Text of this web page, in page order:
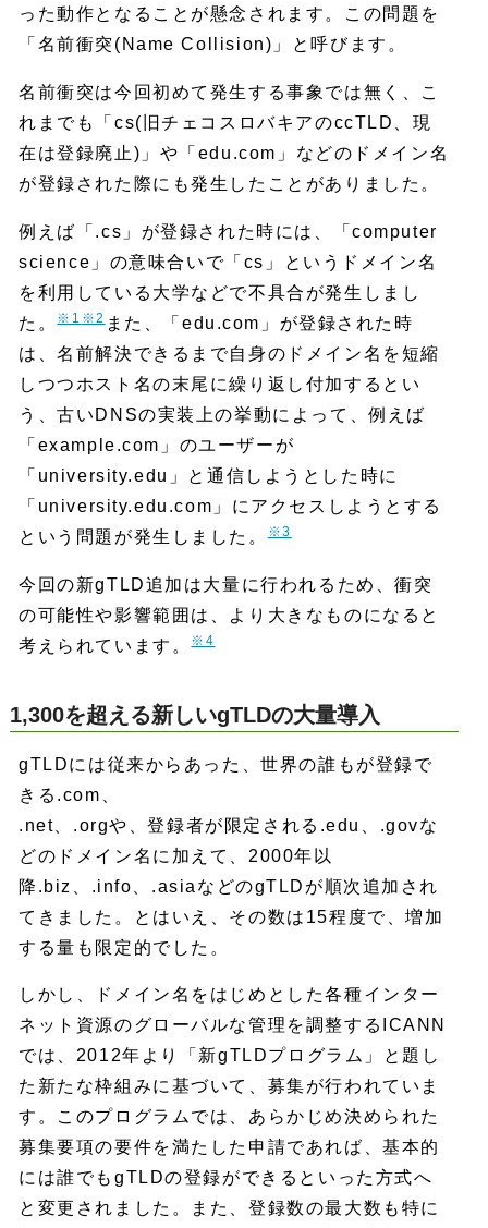
った動作となることが懸念されます。この問題を
「名前衝突(Name Collision)」と呼びます。
名前衝突は今回初めて発生する事象では無く、こ
れまでも「cs(旧チェコスロバキアのccTLD、現
在は登録廃止)」や「edu.com」などのドメイン名
が登録された際にも発生したことがありました。
例えば「.cs」が登録された時には、「computer
science」の意味合いで「cs」というドメイン名
を利用している大学などで不具合が発生しまし
た。※1 ※2 また、「edu.com」が登録された時
は、名前解決できるまで自身のドメイン名を短縮
しつつホスト名の末尾に繰り返し付加するとい
う、古いDNSの実装上の挙動によって、例えば
「example.com」のユーザーが
「university.edu」と通信しようとした時に
「university.edu.com」にアクセスしようとする
という問題が発生しました。※3
今回の新gTLD追加は大量に行われるため、衝突
の可能性や影響範囲は、より大きなものになると
考えられています。※4
1,300を超える新しいgTLDの大量導入
gTLDには従来からあった、世界の誰もが登録で
きる.com、
.net、.orgや、登録者が限定される.edu、.govな
どのドメイン名に加えて、2000年以
降.biz、.info、.asiaなどのgTLDが順次追加され
てきました。とはいえ、その数は15程度で、増加
する量も限定的でした。
しかし、ドメイン名をはじめとした各種インター
ネット資源のグローバルな管理を調整するICANN
では、2012年より「新gTLDプログラム」と題し
た新たな枠組みに基づいて、募集が行われていま
す。このプログラムでは、あらかじめ決められた
募集要項の要件を満たした申請であれば、基本的
には誰でもgTLDの登録ができるといった方式へ
と変更されました。また、登録数の最大数も特に